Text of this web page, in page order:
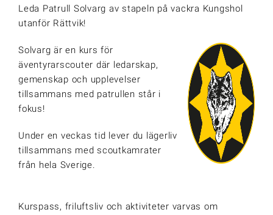
Leda Patrull Solvarg av stapeln på vackra Kungshol
utanför Rättvik!
Solvarg är en kurs för
äventyrarscouter där ledarskap,
gemenskap och upplevelser
tillsammans med patrullen står i
fokus!
Under en veckas tid lever du lägerliv
tillsammans med scoutkamrater
från hela Sverige.
Kurspass, friluftsliv och aktiviteter varvas om